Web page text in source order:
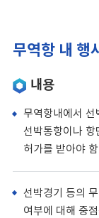
무역항 내 행
내용
무역항내에서 선
선박통항이나 항
허가를 받아야 함
선박경기 등의
여부에 대해 중